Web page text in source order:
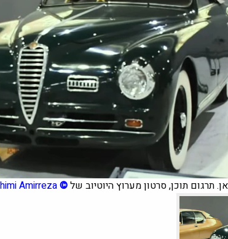
תרגום תוכן, סרטון מערוץ היוטיוב של©
Amirreza